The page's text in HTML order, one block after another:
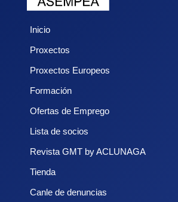
Inicio
Proxectos
Proxectos Europeos
Formación
Ofertas de Emprego
Lista de socios
Revista GMT by ACLUNAGA
Tienda
Canle de denuncias